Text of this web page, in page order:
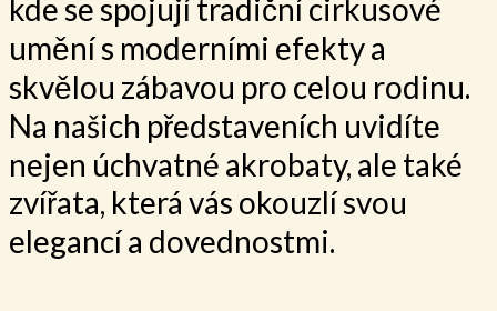
kde se spojují tradiční cirkusové
umění s moderními efekty a
skvělou zábavou pro celou rodinu.
Na našich představeních uvidíte
nejen úchvatné akrobaty, ale také
zvířata, která vás okouzlí svou
elegancí a dovednostmi.